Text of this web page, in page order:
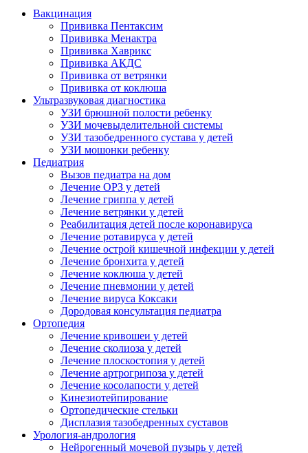
Вакцинация
Прививка Пентаксим
Прививка Менактра
Прививка Хаврикс
Прививка АКДС
Прививка от ветрянки
Прививка от коклюша
Ультразвуковая диагностика
УЗИ брюшной полости ребенку
УЗИ мочевыделительной системы
УЗИ тазобедренного сустава у детей
УЗИ мошонки ребенку
Педиатрия
Вызов педиатра на дом
Лечение ОРЗ у детей
Лечение гриппа у детей
Лечение ветрянки у детей
Реабилитация детей после коронавируса
Лечение ротавируса у детей
Лечение острой кишечной инфекции у детей
Лечение бронхита у детей
Лечение коклюша у детей
Лечение пневмонии у детей
Лечение вируса Коксаки
Дородовая консультация педиатра
Ортопедия
Лечение кривошеи у детей
Лечение сколиоза у детей
Лечение плоскостопия у детей
Лечение артрогрипоза у детей
Лечение косолапости у детей
Кинезиотейпирование
Ортопедические стельки
Дисплазия тазобедренных суставов
Урология-андрология
Нейрогенный мочевой пузырь у детей